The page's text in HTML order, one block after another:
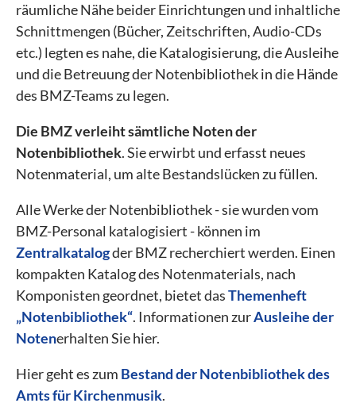
räumliche Nähe beider Einrichtungen und inhaltliche
Schnittmengen (Bücher, Zeitschriften, Audio-CDs
etc.) legten es nahe, die Katalogisierung, die Ausleihe
und die Betreuung der Notenbibliothek in die Hände
des BMZ-Teams zu legen.
Die BMZ verleiht sämtliche Noten der
Notenbibliothek. Sie erwirbt und erfasst neues
Notenmaterial, um alte Bestandslücken zu füllen.
Alle Werke der Notenbibliothek - sie wurden vom
BMZ-Personal katalogisiert - können im
Zentralkatalogder BMZ recherchiert werden. Einen
kompakten Katalog des Notenmaterials, nach
Komponisten geordnet, bietet dasThemenheft
„Notenbibliothek“. Informationen zurAusleihe der
Notenerhalten Sie hier.
Hier geht es zum Bestand der Notenbibliothek des
Amts für Kirchenmusik.